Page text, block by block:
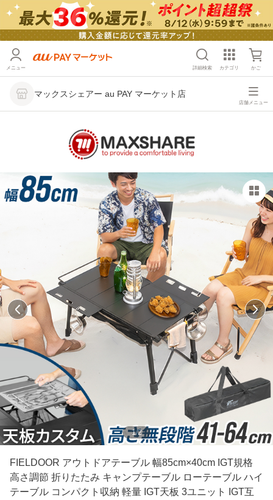
メニュー 詳細検索 カテゴリ かご
マックスシェアー au PAY マーケット店
店舗メニュー
1/2
FIELDOOR アウトドアテーブル 幅85cm×40cm IGT規格
高さ調節 折りたたみ キャンプテーブル ローテーブル ハイ
テーブル コンパクト収納 軽量 IGT天板 3ユニット IGT互